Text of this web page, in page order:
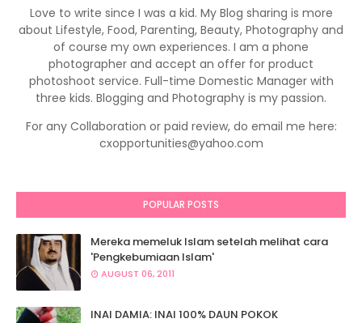
Love to write since I was a kid. My Blog sharing is more
about Lifestyle, Food, Parenting, Beauty, Photography and
of course my own experiences. I am a phone
photographer and accept an offer for product
photoshoot service. Full-time Domestic Manager with
three kids. Blogging and Photography is my passion.
For any Collaboration or paid review, do email me here:
cxopportunities@yahoo.com
POPULAR POSTS
Mereka memeluk Islam setelah melihat cara
'Pengkebumiaan Islam'
AUGUST 06, 2011
INAI DAMIA: INAI 100% DAUN POKOK